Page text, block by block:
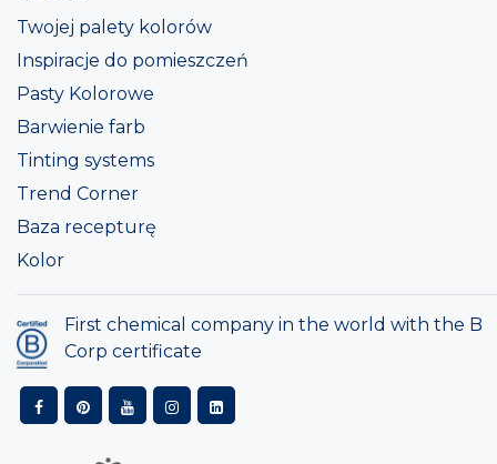
Twojej palety kolorów
Inspiracje do pomieszczeń
Pasty Kolorowe
Barwienie farb
Tinting systems
Trend Corner
Baza recepturę
Kolor
First chemical company in the world with the B
Corp certificate